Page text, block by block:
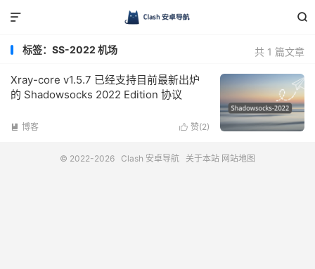


共 1 篇文章
标签：SS-2022 机场
Xray-core v1.5.7 已经支持目前最新出炉
的 Shadowsocks 2022 Edition 协议
 赞(2)
 博客
© 2022-2026 Clash 安卓导航 关于本站 网站地图